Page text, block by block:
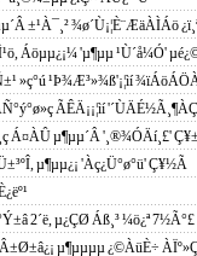
±¹À¯¸² ¾ø´Ù¡¦È¨ÆäÀÌÁö
Áöµµ¿¡¼­ 'µ¶µµ ¹Ù´å¼Ó'
»ç°ú ¹Þ¾Æ³»¾ß'¡¦ìí
ÃÊÄ¡¡¦ìí
Á¤ÀÛ µ¶µµ´Â '¸®¾ÓÄí¸£'
µ¶µµ¿¡ 'Àç¿Ü°ø°ü' Ç¥½Ã
2´ë, µ¿ÇØ Áß¸³ ¼ö¿ª 7½Ã°£
µ¶µµµµ ¿©ÀüÈ÷